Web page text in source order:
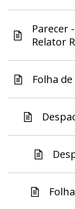
Parecer
Relator
Folha de